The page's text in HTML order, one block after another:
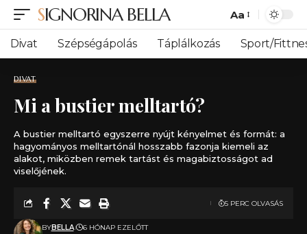
SIGNORINA BELLA
Font
Resizer
Aa
Divat Szépségápolás Táplálkozás Sport/
DIVAT
Mi a bustier melltartó​?
A bustier melltartó egyszerre nyújt kényelmet és formát: a
hagyományos melltartónál hosszabb fazonja kiemeli az
alakot, miközben remek tartást és magabiztosságot ad
viselőjének.
BYBELLA 6 HÓNAP EZELŐTT
5 PERC OLVASÁS